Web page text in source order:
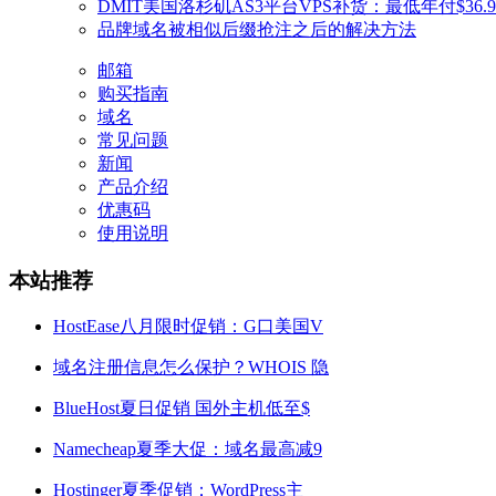
DMIT美国洛杉矶AS3平台VPS补货：最低年付
品牌域名被相似后缀抢注之后的解决方法
邮箱
购买指南
域名
常见问题
新闻
产品介绍
优惠码
使用说明
本站推荐
HostEase八月限时促销：G口美国V
域名注册信息怎么保护？WHOIS 隐
BlueHost夏日促销 国外主机低至$
Namecheap夏季大促：域名最高减9
Hostinger夏季促销：WordPress主